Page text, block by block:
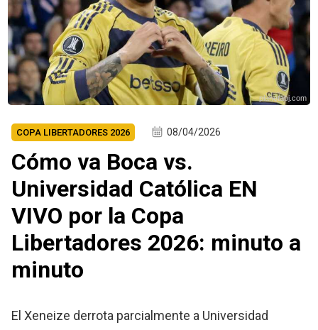
planetabj.com
COPA LIBERTADORES 2026 08/04/2026
Cómo va Boca vs.
Universidad Católica EN
VIVO por la Copa
Libertadores 2026: minuto a
minuto
El Xeneize derrota parcialmente a Universidad